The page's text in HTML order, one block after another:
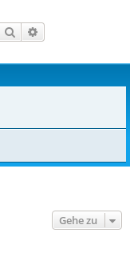
Suche
Gehe zu